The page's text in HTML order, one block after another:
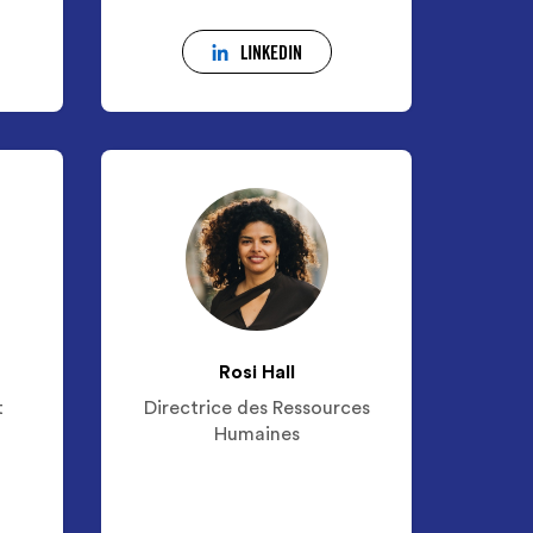
LINKEDIN
Rosi Hall
Directrice des Ressources
Humaines